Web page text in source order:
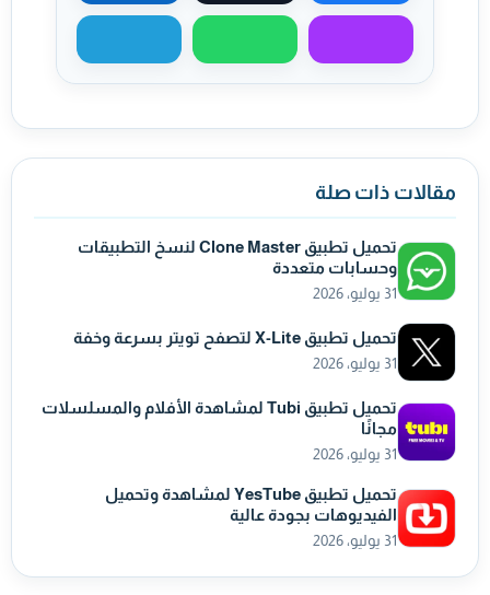
مشاركة عبر ماسنجرمشاركة عبر واتسابمشاركة عبر
مقالات ذات صلة
تحميل تطبيق Clone Master لنسخ التطبيقات
وحسابات متعددة
31 يوليو، 2026
تحميل تطبيق X-Lite لتصفح تويتر بسرعة وخفة
31 يوليو، 2026
تحميل تطبيق Tubi لمشاهدة الأفلام والمسلسلات
مجانًا
31 يوليو، 2026
تحميل تطبيق YesTube لمشاهدة وتحميل
الفيديوهات بجودة عالية
31 يوليو، 2026